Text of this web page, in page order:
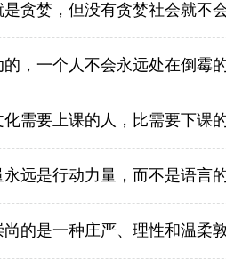
贪婪，但没有贪婪社会就不会
，一个人不会永远处在倒霉的
需要上课的人，比需要下课的
远是行动力量，而不是语言的
的是一种庄严、理性和温柔敦